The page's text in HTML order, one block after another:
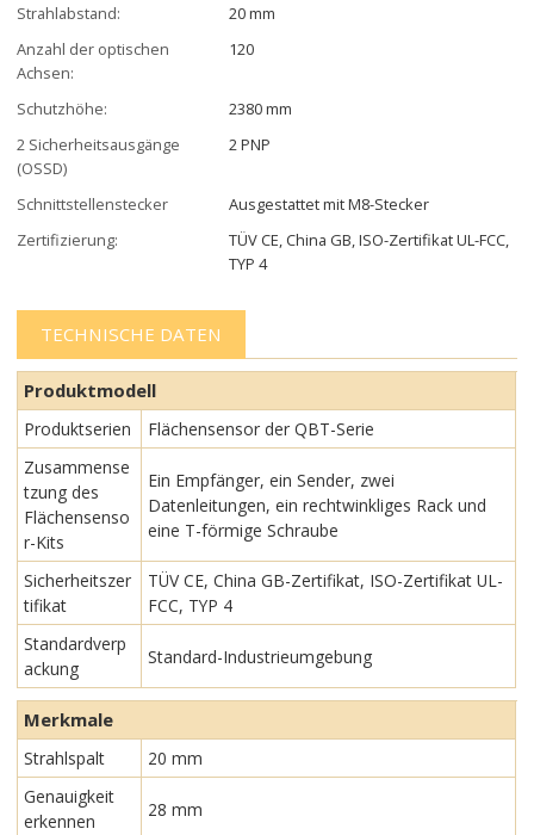
Strahlabstand:
20 mm
Anzahl der optischen
Achsen:
120
Schutzhöhe:
2380 mm
2 Sicherheitsausgänge
(OSSD)
2 PNP
Schnittstellenstecker
Ausgestattet mit M8-Stecker
Zertifizierung:
TÜV CE, China GB, ISO-Zertifikat UL-FCC,
TYP 4
TECHNISCHE DATEN
Produktmodell
Produktserien
Flächensensor der QBT-Serie
Zusammense
tzung des
Flächensenso
r-Kits
Ein Empfänger, ein Sender, zwei
Datenleitungen, ein rechtwinkliges Rack und
eine T-förmige Schraube
Sicherheitszer
tifikat
TÜV CE, China GB-Zertifikat, ISO-Zertifikat UL-
FCC, TYP 4
Standardverp
ackung
Standard-Industrieumgebung
Merkmale
Strahlspalt
20 mm
Genauigkeit
erkennen
28 mm